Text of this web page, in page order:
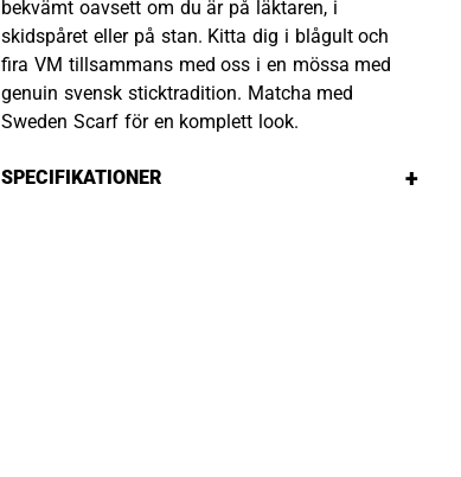
bekvämt oavsett om du är på läktaren, i
skidspåret eller på stan. Kitta dig i blågult och
fira VM tillsammans med oss i en mössa med
genuin svensk sticktradition. Matcha med
Sweden Scarf för en komplett look.
SPECIFIKATIONER +